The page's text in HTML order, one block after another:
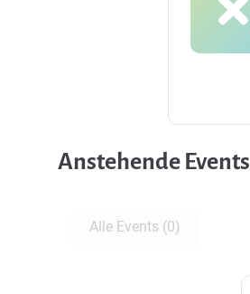
Anstehende Events
Alle Events (0)